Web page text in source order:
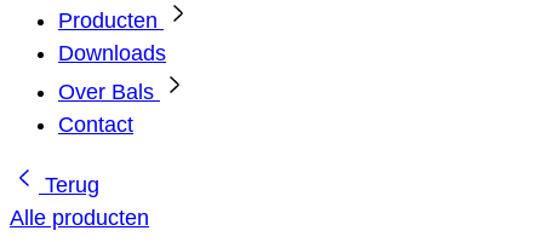
Producten
Downloads
Over Bals
Contact
Terug
Alle producten